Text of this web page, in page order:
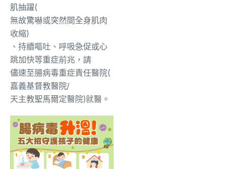
肌抽躍(
無故驚嚇或突然間全身肌肉
收縮)
、持續嘔吐、呼吸急促或心
跳加快等重症前兆，請
儘速至腸病毒重症責任醫院(
嘉義基督教醫院/
天主教聖馬爾定醫院)就醫。